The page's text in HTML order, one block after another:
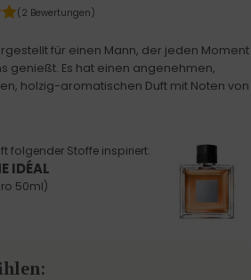
(2 Bewertungen)
für einen Mann, der jeden Moment
genießt. Es hat einen angenehmen,
holzig-aromatischen Duft mit Noten von
folgender Stoffe inspiriert:
IDÉAL
50ml)